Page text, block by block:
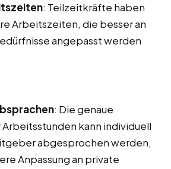
: Teilzeitkräfte haben
Arbeitszeiten, die besser an
angepasst werden
: Die genaue
kann individuell
abgesprochen werden,
Anpassung an private